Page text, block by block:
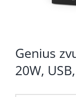
OSTALO
Genius
20W,